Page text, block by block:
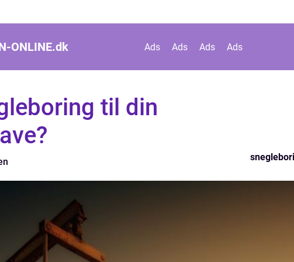
ONLINE.dk Ads Ads Ads Ads
til din